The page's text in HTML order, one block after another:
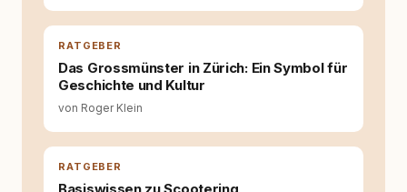
Tierschutz beginnt mit Wissen. Wer seinen
Hund versteht, trifft bessere Entscheidungen –
für ein Zusammenleben, das beiden guttut.
RATGEBER
Das Grossmünster in Zürich: Ein Symbol für
Geschichte und Kultur
von Roger Klein
RATGEBER